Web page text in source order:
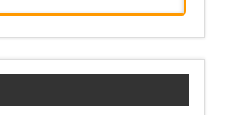
Sommertage: So
2026